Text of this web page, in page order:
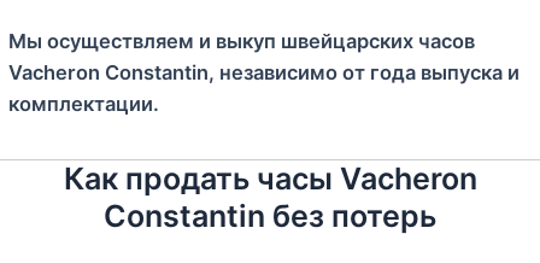
Мы осуществляем и выкуп швейцарских часов
Vacheron Constantin, независимо от года выпуска и
комплектации.
Как продать часы Vacheron
Constantin без потерь